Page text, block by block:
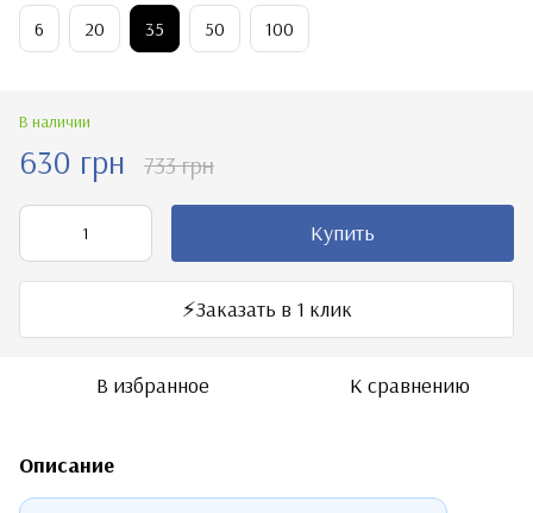
6 20 35 50 100
В наличии
630 грн 733 грн
Купить
⚡️Заказать в 1 клик
В избранное К сравнению
Описание